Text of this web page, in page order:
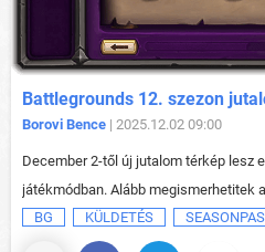
Battlegrounds 12. szezon
Borovi Bence | 2025.12.02 09:00
December 2-től új jutalom térkép lesz
játékmódban. Alább megismerhetitek
BG
KÜLDETÉS